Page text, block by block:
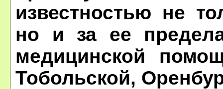
известностью не
но и за ее
медицинской
Тобольской,